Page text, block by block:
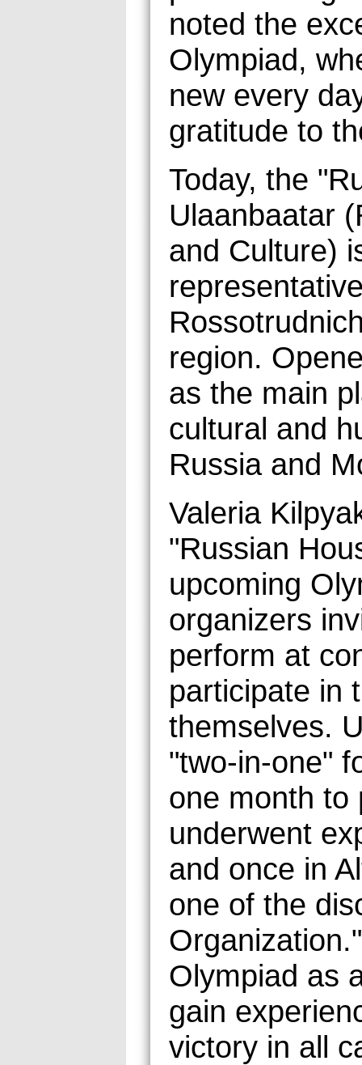
noted the
Olympiad,
new every
gratitude to
Today, the
Ulaanbaatar
and Culture)
region.
as the main
cultural and
Russia and
Valeria
"Russian
upcoming
organizers
perform at
participate in
themselves.
"two-in-one"
one month to
underwent
and once in
one of the
Olympiad as
gain
victory in all